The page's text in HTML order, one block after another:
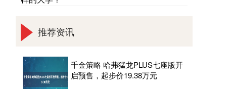
推荐资讯
千金策略 哈弗猛龙PLUS七座版开
启预售，起步价19.38万元